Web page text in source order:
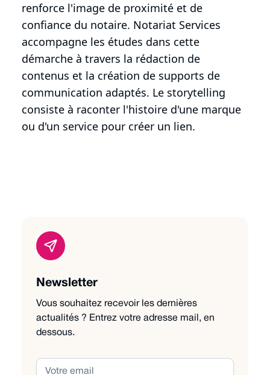
renforce l'image de proximité et de
confiance du notaire. Notariat Services
accompagne les études dans cette
démarche à travers la rédaction de
contenus et la création de supports de
communication adaptés. Le storytelling
consiste à raconter l'histoire d'une marque
ou d'un service pour créer un lien.
Newsletter
Vous souhaitez recevoir les dernières
actualités ? Entrez votre adresse mail, en
dessous.